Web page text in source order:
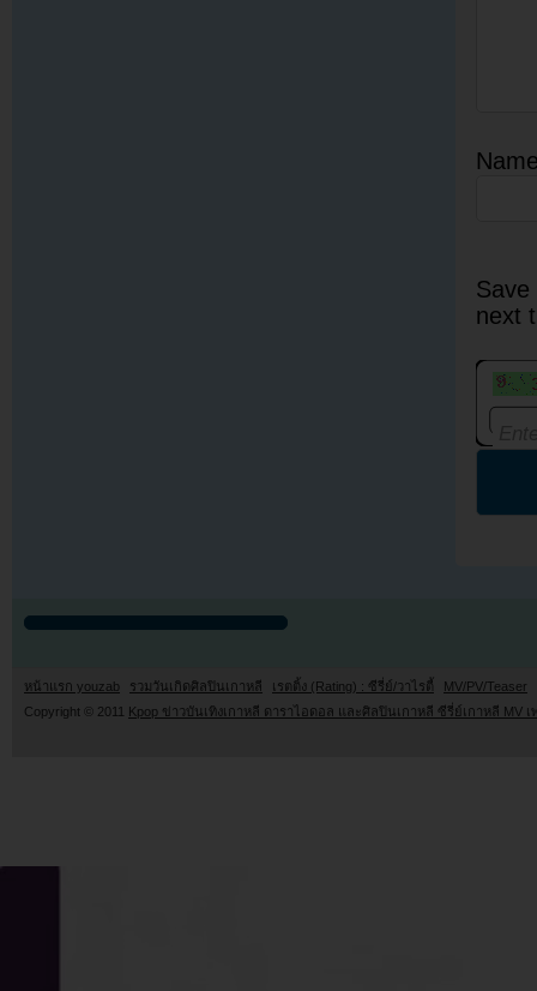
next
หน้าแรก youzab รวมวันเกิดศิลปินเกาหลี เรตติ้ง (Rating) : ซีรี่ย์/วาไรตี้
MV/PV/Teaser
Copyright © 2011
Kpop ข่าวบันเทิงเกาหลี ดาราไอดอล และศิลปินเกาหลี ซีรี่ย์เกาหลี MV